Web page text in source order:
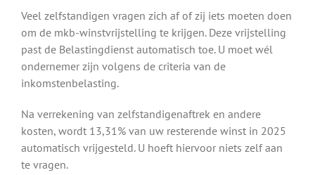
Veel zelfstandigen vragen zich af of zij iets moeten doen
om de mkb-winstvrijstelling te krijgen. Deze vrijstelling
past de Belastingdienst automatisch toe. U moet wél
ondernemer zijn volgens de criteria van de
inkomstenbelasting.
Na verrekening van zelfstandigenaftrek en andere
kosten, wordt 13,31% van uw resterende winst in 2025
automatisch vrijgesteld. U hoeft hiervoor niets zelf aan
te vragen.